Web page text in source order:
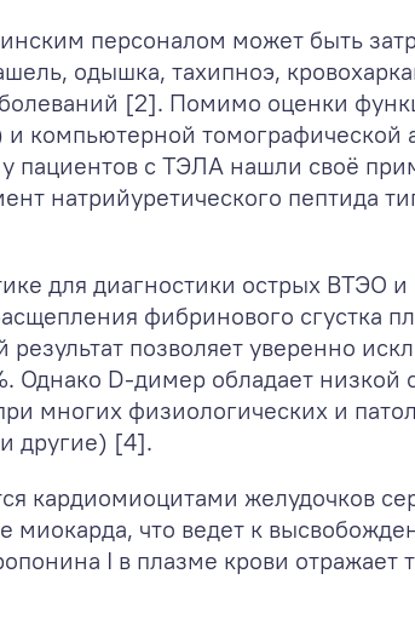
персоналом может быть
одышка, тахипноэ,
[2]. Помимо оценки
компьютерной томографической
пациентов с ТЭЛА нашли своё
натрийуретического пептида
для диагностики острых ВТЭО
фибринового сгустка
позволяет уверенно
Однако D-димер обладает низкой
многих физиологических и
другие) [4].
кардиомиоцитами желудочков
что ведет к
I в плазме крови